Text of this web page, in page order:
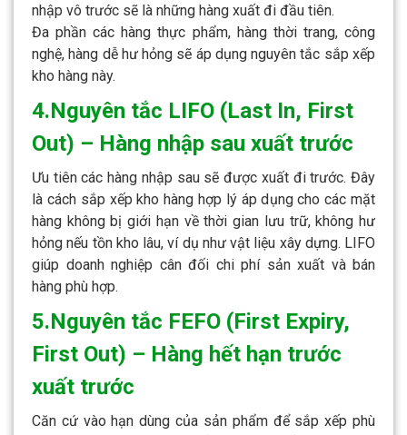
nhập vô trước sẽ là những hàng xuất đi đầu tiên.
Đa phần các hàng thực phẩm, hàng thời trang, công
nghệ, hàng dễ hư hỏng sẽ áp dụng nguyên tắc sắp xếp
kho hàng này.
4.Nguyên tắc LIFO (Last In, First
Out) – Hàng nhập sau xuất trước
Ưu tiên các hàng nhập sau sẽ được xuất đi trước. Đây
là cách sắp xếp kho hàng hợp lý áp dụng cho các mặt
hàng không bị giới hạn về thời gian lưu trữ, không hư
hỏng nếu tồn kho lâu, ví dụ như vật liệu xây dựng. LIFO
giúp doanh nghiệp cân đối chi phí sản xuất và bán
hàng phù hợp.
5.Nguyên tắc FEFO (First Expiry,
First Out) – Hàng hết hạn trước
xuất trước
Căn cứ vào hạn dùng của sản phẩm để sắp xếp phù